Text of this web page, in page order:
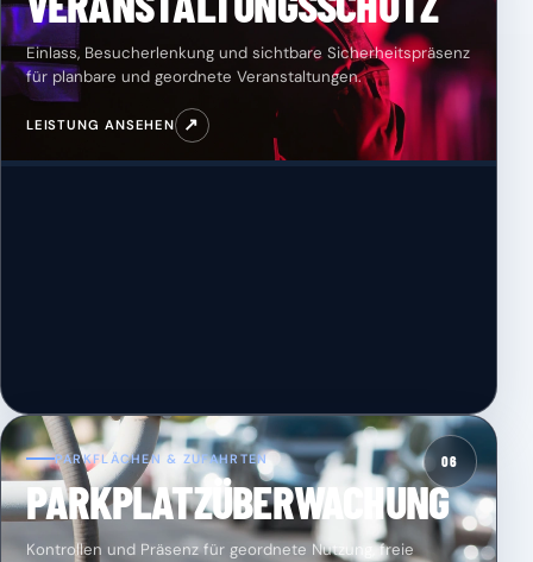
Einlass, Besucherlenkung und sichtbare Sicherheitspräsenz
für planbare und geordnete Veranstaltungen.
LEISTUNG ANSEHEN ↗
06
PARKFLÄCHEN & ZUFAHRTEN
PARKPLATZÜBERWACHUNG
Kontrollen und Präsenz für geordnete Nutzung, freie